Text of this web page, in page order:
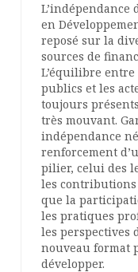
en
reposé sur la
sources de
L’équilibre
publics et les
toujours
très mouvant.
indépendance
renforcement
pilier, celui des
les
que la
les pratiques
les perspectives
nouveau format
développer.